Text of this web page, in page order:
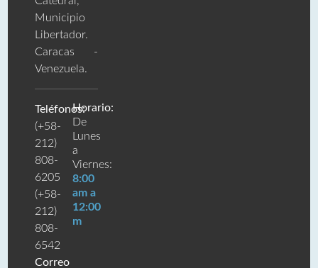
Municipio
Libertador.
Caracas -
Venezuela.
Teléfonos:
(+58-
212)
808-
6205
(+58-
212)
808-
6542
Correo
Horario:
De
Lunes
a
Viernes:
8:00
am a
12:00
m